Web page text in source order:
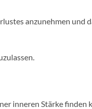
anzunehmen und
inneren Stärke finden